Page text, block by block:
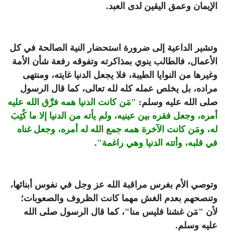
الإيمان وعمق اليقين لدى العبد.
وتشير الداعية إلى ضرورة استحضار النية الصالحة في كل
الأعمال، فالطالب ينوي بمذاكرته وتفوقه رفعة شأن الأمة
وغيرها من النوايا الطيبة، فلا يجعل الدنيا غايته، ومنتهى
مراده، بل يخلص عمله كله لله تعالى، كما قال الرسول
صلى الله عليه وسلم: "مَن كانت الدنيا همه فرَّق الله عليه
أمره، وجعل فقره بين عينيه، ولم يأته من الدنيا إلا ما كُتِبَ
له، ومَن كانت الآخرة همه جمع الله له أمره، وجعل غناه
في قلبه، وأتته الدنيا وهي راغمة".
وتوصي الأم بغرس مراقبة الله عز وجل في نفوس أبنائها،
وتنصحهم بعدم الغش مهما كانت الظروف والصعوبات؛
لأن "مَن غشنا فليس منا"، كما قال الرسول صلى الله
عليه وسلم.